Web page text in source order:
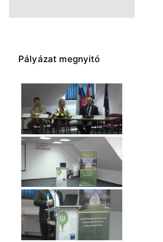
Pályázat megnyitó